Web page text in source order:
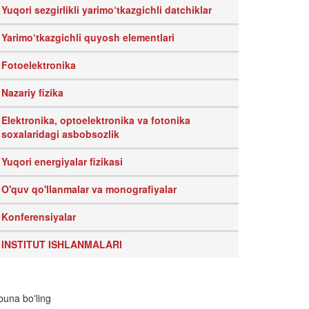
Yuqori sezgirlikli yarimo‘tkazgichli datchiklar
Yarimo‘tkazgichli quyosh elementlari
Fotoelektronika
Nazariy fizika
Elektronika, optoelektronika va fotonika
soxalaridagi asbobsozlik
Yuqori energiyalar fizikasi
O'quv qo'llanmalar va monografiyalar
Konferensiyalar
INSTITUT ISHLANMALARI
bo'ling